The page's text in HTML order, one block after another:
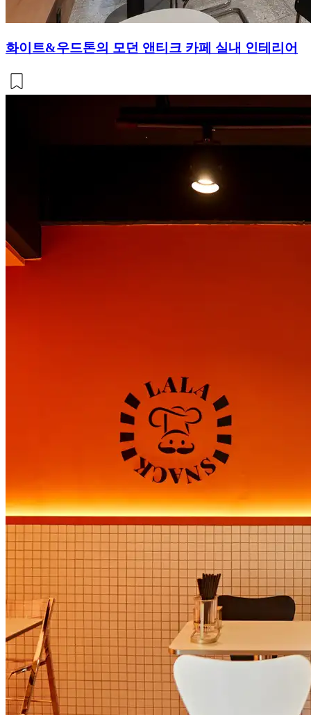
화이트&우드톤의 모던 앤티크 카페 실내 인테리어